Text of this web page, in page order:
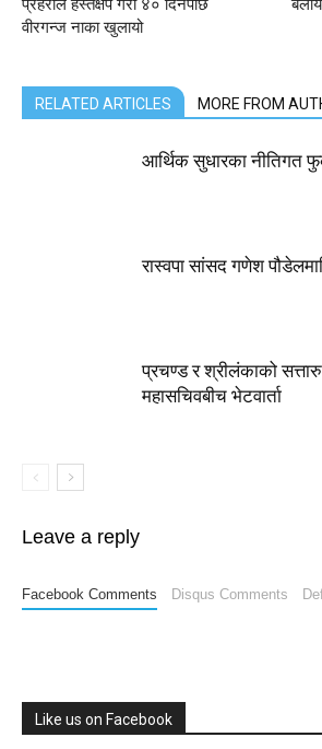
प्रहरीले हस्तक्षेप गरी ४० दिनपछि
वीरगन्ज नाका खुलायो
RELATED ARTICLES MORE FROM
आर्थिक सुधारका नीतिगत
रास्वपा सांसद गणेश
प्रचण्ड र श्रीलंकाको
महासचिवबीच भेटवार्ता
Leave a reply
Facebook Comments Disqus Comments
Like us on Facebook